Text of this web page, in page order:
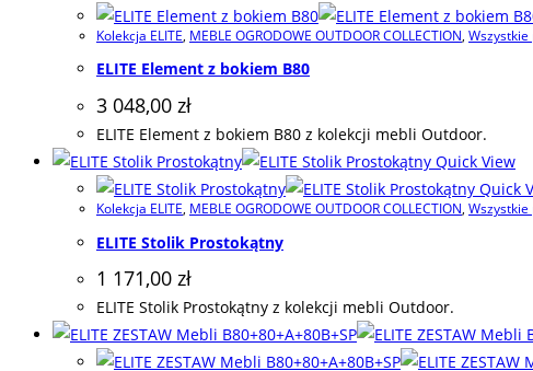
Kolekcja ELITE, MEBLE OGRODOWE OUTDOOR COLLECTION,
ELITE Element z bokiem B80
3 048,00 zł
ELITE Element z bokiem B80 z kolekcji mebli Outdoor.
Quick View
Quick
Kolekcja ELITE, MEBLE OGRODOWE OUTDOOR COLLECTION,
ELITE Stolik Prostokątny
1 171,00 zł
ELITE Stolik Prostokątny z kolekcji mebli Outdoor.